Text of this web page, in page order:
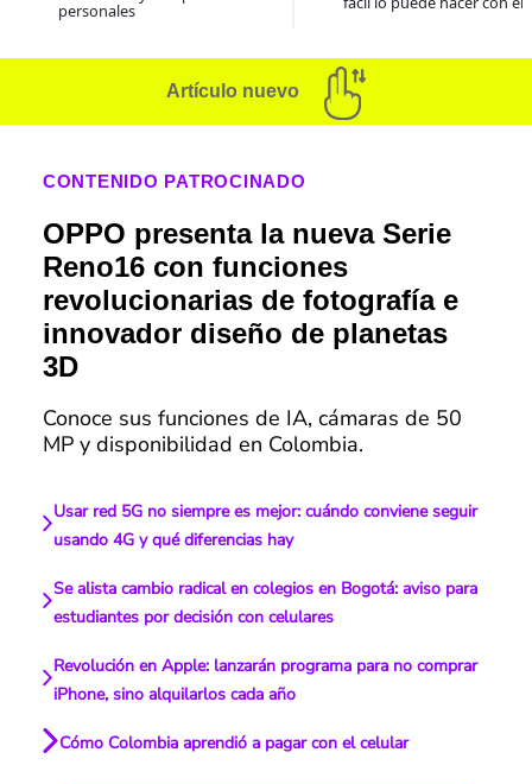
personales
Artículo nuevo
CONTENIDO PATROCINADO
OPPO presenta la nueva Serie
Reno16 con funciones
revolucionarias de fotografía e
innovador diseño de planetas
3D
Conoce sus funciones de IA, cámaras de 50
MP y disponibilidad en Colombia.
Usar red 5G no siempre es mejor: cuándo conviene seguir
usando 4G y qué diferencias hay
Se alista cambio radical en colegios en Bogotá: aviso para
estudiantes por decisión con celulares
Revolución en Apple: lanzarán programa para no comprar
iPhone, sino alquilarlos cada año
Cómo Colombia aprendió a pagar con el celular